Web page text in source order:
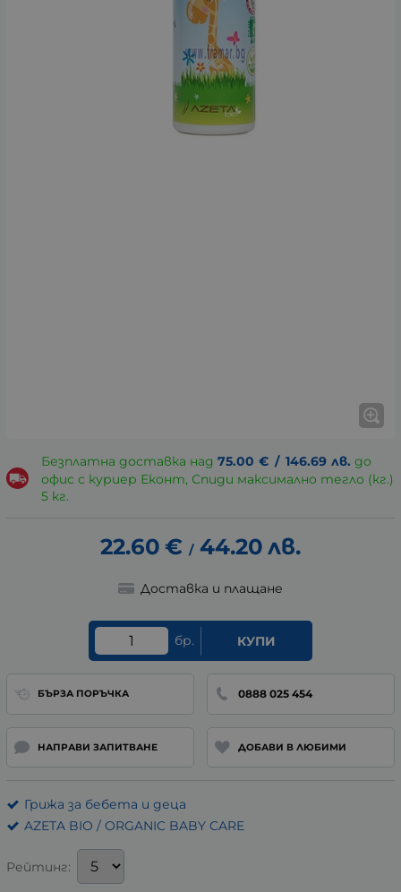
Безплатна доставка над 75.00 € / 146.69 лв. до
офис с куриер Еконт, Спиди максимално тегло (кг.)
5 кг.
22.60 € / 44.20 лв.
Доставка и плащане
бр. КУПИ
БЪРЗА ПОРЪЧКА 0888 025 454
НАПРАВИ ЗАПИТВАНЕ ДОБАВИ В ЛЮБИМИ
Грижа за бебета и деца
AZETA BIO / ORGANIC BABY CARE
Рейтинг: